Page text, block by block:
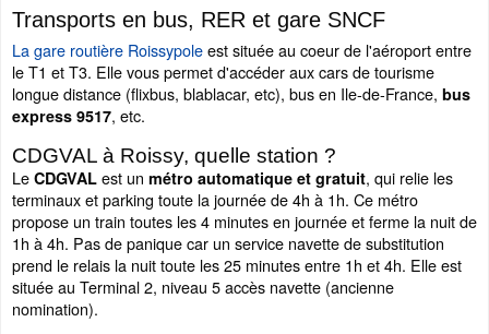
Transports en bus, RER et gare SNCF
La gare routière Roissypoleest située au coeur de l'aéroport entre
le T1 et T3. Elle vous permet d'accéder aux cars de tourisme
longue distance (flixbus, blablacar, etc), bus en Ile-de-France, bus
express 9517, etc.
CDGVAL à Roissy, quelle station ?
Le CDGVAL est un métro automatique et gratuit, qui relie les
terminaux et parking toute la journée de 4h à 1h. Ce métro
propose un train toutes les 4 minutes en journée et ferme la nuit de
1h à 4h. Pas de panique car un service navette de substitution
prend le relais la nuit toute les 25 minutes entre 1h et 4h. Elle est
située au Terminal 2, niveau 5 accès navette (ancienne
nomination).